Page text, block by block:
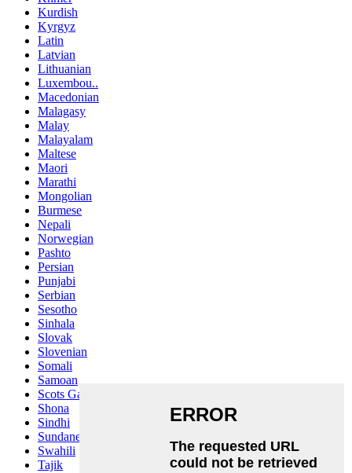
Kurdish
Kyrgyz
Latin
Latvian
Lithuanian
Luxembou..
Macedonian
Malagasy
Malay
Malayalam
Maltese
Maori
Marathi
Mongolian
Burmese
Nepali
Norwegian
Pashto
Persian
Punjabi
Serbian
Sesotho
Sinhala
Slovak
Slovenian
Somali
Samoan
Scots Gaelic
Shona
Sindhi
Sundanese
Swahili
Tajik